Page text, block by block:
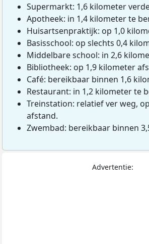
Supermarkt: 1,6 kilometer
Apotheek: in 1,4 kilometer te
Huisartsenpraktijk: op 1,0
Basisschool: op slechts 0,4
Middelbare school: in 2,6
Bibliotheek: op 1,9 kilometer
Café: bereikbaar binnen 1,6
Restaurant: in 1,2 kilometer te
Treinstation: relatief ver weg,
afstand.
Zwembad: bereikbaar binnen
Advertentie: